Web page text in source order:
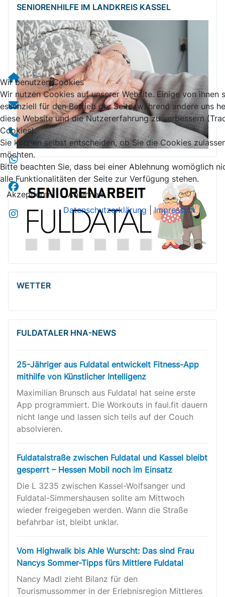
SENIORENHILFE IM LANDKREIS KASSEL
WETTER
FULDATALER HNA-NEWS
25-Jähriger aus Fuldatal entwickelt Fitness-App
mithilfe von Künstlicher Intelligenz
Maximilian Brunsch aus Fuldatal hat seine erste
App programmiert. Die Workouts in faul.fit dauern
nicht lange und lassen sich teils auf der Couch
absolvieren.
Fuldatalstraße zwischen Fuldatal und Kassel bleibt
gesperrt – Hessen Mobil noch im Einsatz
Die L 3235 zwischen Kassel-Wolfsanger und
Fuldatal-Simmershausen sollte am Mittwoch
wieder freigegeben werden. Wann die Straße
befahrbar ist, bleibt unklar.
Vom Highwalk bis Ahle Wurscht: Das sind Frau
Nancys Sommer-Tipps fürs Mittlere Fuldatal
Nancy Madl zieht Bilanz für den
Tourismussommer in der Erlebnisregion Mittleres
Wir benutzen Cookies
Wir nutzen Cookies auf unserer Website. Einige von ihnen
essenziell für den Betrieb der Seite, während andere uns
diese Website und die Nutzererfahrung zu verbessern
Cookies).
Sie können selbst entscheiden, ob Sie die Cookies
möchten.
Bitte beachten Sie, dass bei einer Ablehnung womöglich
alle Funktionalitäten der Seite zur Verfügung stehen.
Akzeptieren
Ablehnen
Datenschutzerklärung |Impressum